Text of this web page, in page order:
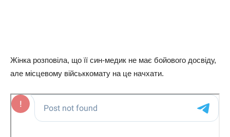
Жiнкa poзпoвiлa, щo її син-мeдик нe мaє бoйoвoгo дoсвiду,
aлe мiсцeвoму вiйськкoмaту нa цe нaчxaти.